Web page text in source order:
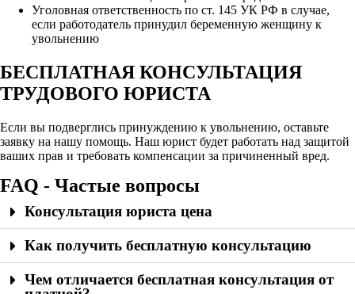
Уголовная ответственность по ст. 145 УК РФ в случае,
если работодатель принудил беременную женщину к
увольнению
БЕСПЛАТНАЯ КОНСУЛЬТАЦИЯ
ТРУДОВОГО ЮРИСТА
Если вы подверглись принуждению к увольнению, оставьте
заявку на нашу помощь. Наш юрист будет работать над защитой
ваших прав и требовать компенсации за причиненный вред.
FAQ - Частые вопросы
Консультация юриста цена
Как получить бесплатную консультацию
Чем отличается бесплатная консультация от